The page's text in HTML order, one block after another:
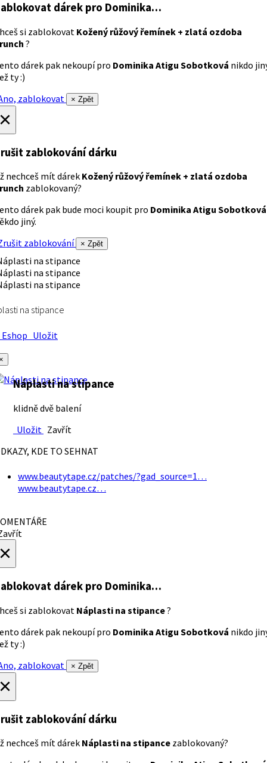
dárek pro Dominika…
si zablokovat Kožený růžový řemínek + zlatá ozdoba
?
dárek pak nekoupí pro Dominika Atigu Sobotková nikdo
ty :)
zablokovat
× Zpět
zablokování dárku
nechceš mít dárek Kožený růžový řemínek + zlatá ozdoba
zablokovaný?
dárek pak bude moci koupit pro Dominika Atigu Sobotková
jiný.
zablokování
× Zpět
na stipance
Uložit
Náplasti na stipance
klidně dvě balení
Uložit Zavřít
KDE TO SEHNAT
www.beautytape.cz/patches/?gad_source=1…
www.beautytape.cz…
dárek pro Dominika…
si zablokovat Náplasti na stipance?
dárek pak nekoupí pro Dominika Atigu Sobotková nikdo
ty :)
zablokovat
× Zpět
zablokování dárku
nechceš mít dárek Náplasti na stipance zablokovaný?